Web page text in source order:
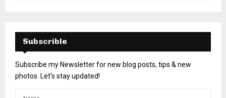
Subscrible
Subscribe my Newsletter for new blog posts, tips & new
photos. Let's stay updated!